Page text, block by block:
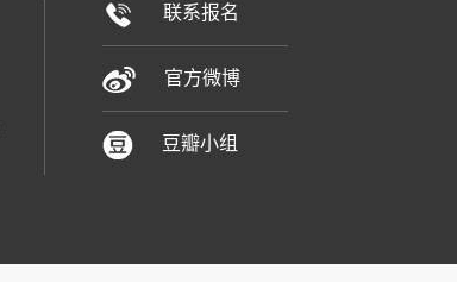
联系报名
官方微博
豆瓣小组